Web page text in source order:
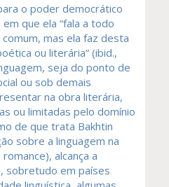
o poder democrático
que ela “fala a todo
mas ela faz desta
ou literária” (ibid.,
seja do ponto de
ou sob demais
na obra literária,
ou limitadas pelo domínio
de que trata Bakhtin
sobre a linguagem na
alcança a
sobretudo em países